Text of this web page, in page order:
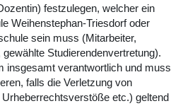
festzulegen, welcher ein
Weihenstephan-Triesdorf oder
sein muss (Mitarbeiter,
gewählte Studierendenvertretung).
insgesamt verantwortlich und muss
falls die Verletzung von
etc.) geltend